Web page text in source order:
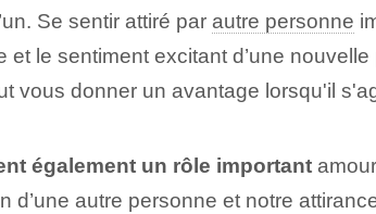
Se sentir attiré par autre personne
et le sentiment excitant d’une
vous donner un avantage lorsqu'il
également un rôle important
d’une autre personne et notre